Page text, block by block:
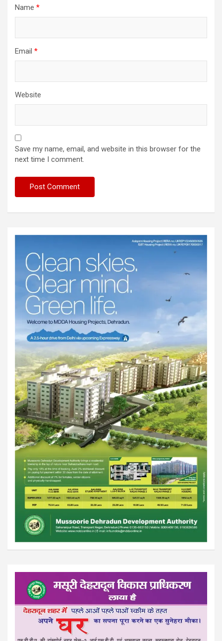
Name *
Email *
Website
Save my name, email, and website in this browser for the
next time I comment.